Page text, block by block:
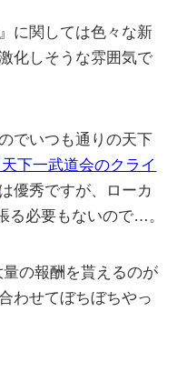
に関しては色々な新
化しそうな雰囲気で
でいつも通りの天下
天下一武道会のクライ
は優秀ですが、ローカ
る必要もないので…。
の報酬を貰えるのが
わせてぼちぼちやっ